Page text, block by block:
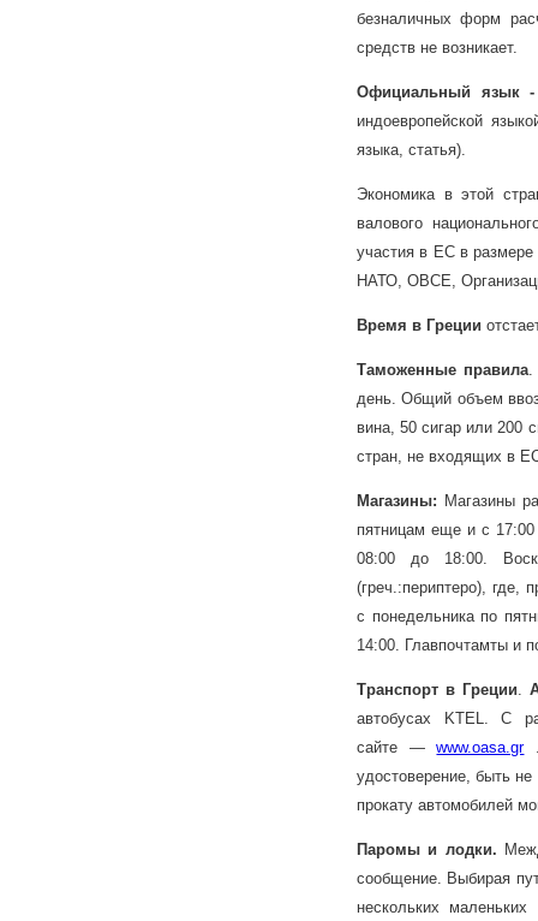
безналичных форм
средств не возникает.
Официальный язык -
индоевропейской
языка, статья).
Экономика в этой
валового
участия в ЕС в
НАТО, ОВСЕ,
Время в Греции
Таможенные правила.
день. Общий объем
вина, 50 сигар или 200
стран, не входящих в
Магазины: Магазины
пятницам еще и с
08:00 до 18:00.
(греч.:периптеро), где,
с понедельника по
14:00. Главпочтамты и
Транспорт в Греции.
автобусах KTEL. С
сайте —www.oasa.gr
удостоверение, быть
прокату автомобилей
Паромы и лодки.
сообщение. Выбирая
нескольких